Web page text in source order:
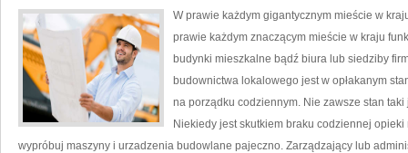
W prawie każdym gigantycznym mieście w
prawie każdym znaczącym mieście w kraju
budynki mieszkalne bądź biura lub siedziby
budownictwa lokalowego jest w opłakanym
na porządku codziennym. Nie zawsze stan
Niekiedy jest skutkiem braku codziennej
wypróbuj maszyny i urzadzenia budowlane pajeczno. Zarządzający lub